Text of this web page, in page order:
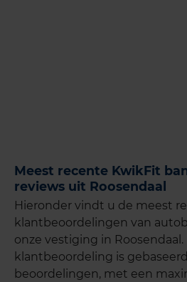
Meest recente KwikFit
reviews uit Roosendaal
Hieronder vindt u de meest
klantbeoordelingen van
onze vestiging in
klantbeoordeling is
beoordelingen, met een